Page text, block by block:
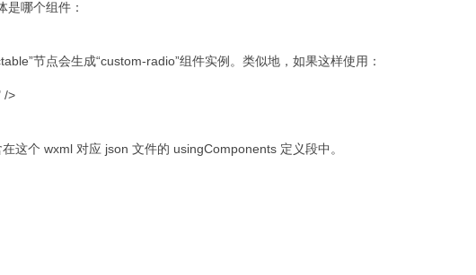
是哪个组件：
节点会生成“custom-radio”组件实例。类似地，如果这样使用：
/>
这个 wxml 对应 json 文件的 usingComponents 定义段中。